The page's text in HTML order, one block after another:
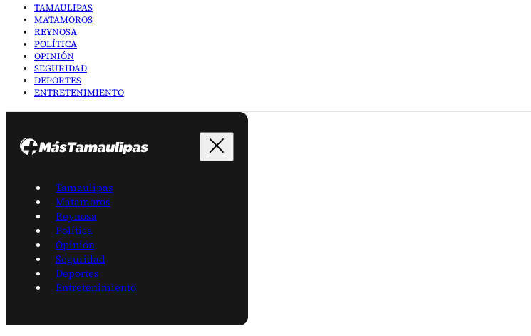
TAMAULIPAS
MATAMOROS
REYNOSA
POLÍTICA
OPINIÓN
SEGURIDAD
DEPORTES
ENTRETENIMIENTO
Tamaulipas
Matamoros
Reynosa
Política
Opinión
Seguridad
Deportes
Entretenimiento